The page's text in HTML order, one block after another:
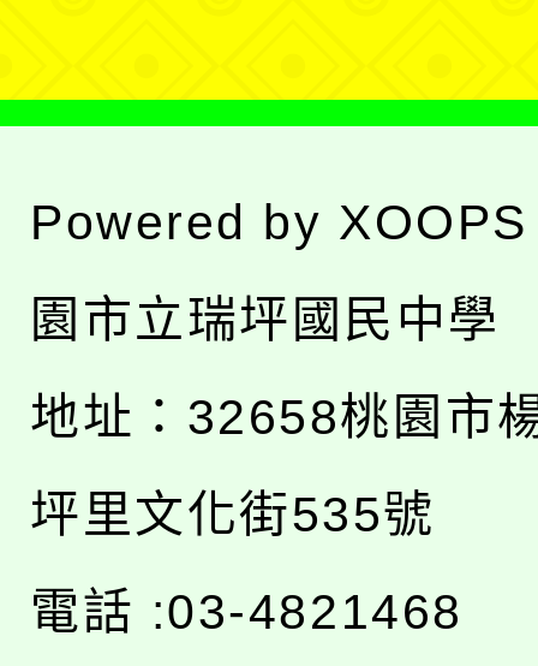
Powered by XOOPS
園市立瑞坪國民中學
地址： 32658桃園市
坪里文化街535號
電話 :03-4821468